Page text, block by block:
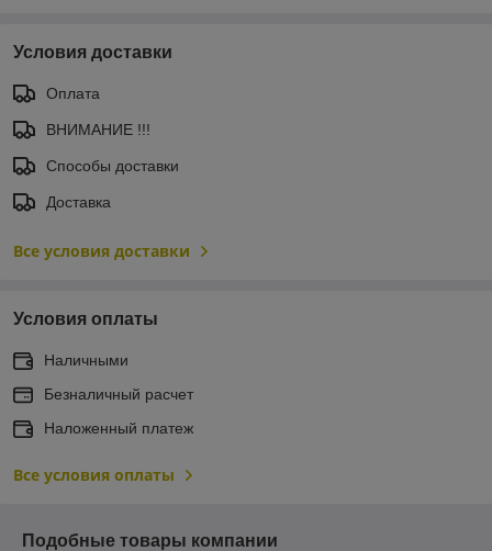
Условия доставки
Оплата
ВНИМАНИЕ !!!
Способы доставки
Доставка
Все условия доставки
Условия оплаты
Наличными
Безналичный расчет
Наложенный платеж
Все условия оплаты
Подобные товары компании